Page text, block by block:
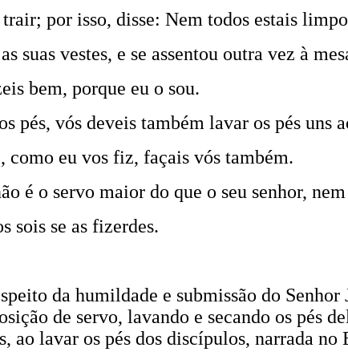
por isso, disse: Nem todos estais
suas vestes, e se assentou outra vez à
bem, porque eu o sou.
pés, vós deveis também lavar os pés uns
como eu vos fiz, façais vós também.
é o servo maior do que o seu senhor,
sois se as fizerdes.
da humildade e submissão do Senhor
de servo, lavando e secando os pés
ao lavar os pés dos discípulos, narrada